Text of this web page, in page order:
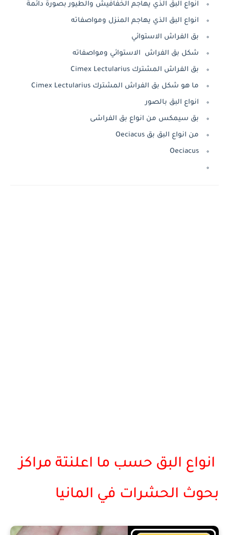
انواع البق الذي يهاجم الخفافيش والطيور بصورة دائمة
انواع البق الذي يهاجم المنزل ومواصفاته
بق الفراش الاستوائي
شكل بق الفراش الاستوائي ومواصفاته
بق الفراش المشترك Cimex Lectularius
ما هو شكل بق الفراش المشترك Cimex Lectularius
انواع البق بالصور
بق سيمكس من انواع بق الفراشى
من انواع البق بق Oeciacus
Oeciacus
انواع البق حسب ما اعلنتة مراكز
بحوث الحشرات في المانيا